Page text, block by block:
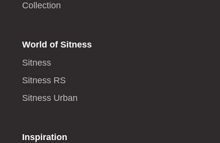
Collection
World of Sitness
Sitness
Sitness RS
Sitness Urban
Inspiration